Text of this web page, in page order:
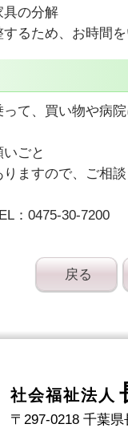
の分解
るため、お時間
て、買い物や病
ごと
ますので、ご相
：0475-30-7200
戻る
社会福祉法人
〒297-0218 千葉